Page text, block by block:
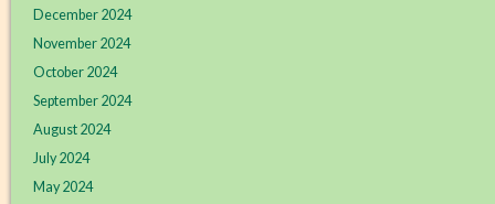
December 2024
November 2024
October 2024
September 2024
August 2024
July 2024
May 2024